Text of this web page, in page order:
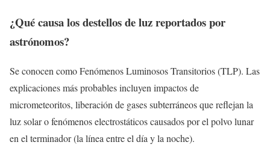
¿Qué causa los destellos de luz reportados por
astrónomos?
Se conocen como Fenómenos Luminosos Transitorios (TLP). Las
explicaciones más probables incluyen impactos de
micrometeoritos, liberación de gases subterráneos que reflejan la
luz solar o fenómenos electrostáticos causados por el polvo lunar
en el terminador (la línea entre el día y la noche).